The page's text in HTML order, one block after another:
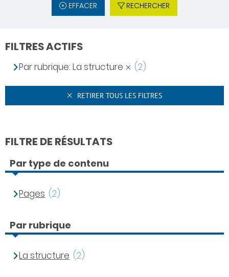
EFFACER RECHERCHER
FILTRES ACTIFS
Par rubrique: La structure (2)
RETIRER TOUS LES FILTRES
FILTRE DE RÉSULTATS
Par type de contenu
Pages (2)
Par rubrique
La structure (2)